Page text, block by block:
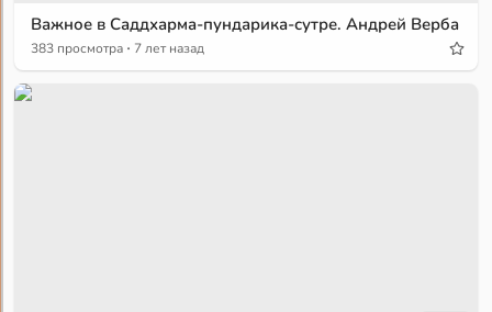
Важное в Саддхарма-пундарика-сутре. Андрей Верба
383 просмотра · 7 лет назад